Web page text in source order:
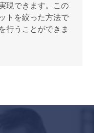
現できます。この
トを絞った方法で
行うことができま